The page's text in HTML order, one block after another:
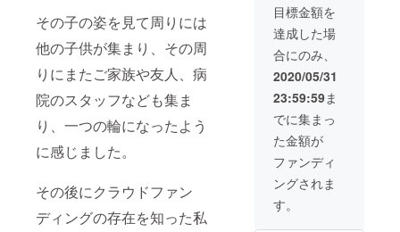
その子の姿を見て周りには
他の子供が集まり、その周
りにまたご家族や友人、病
院のスタッフなども集ま
り、一つの輪になったよう
に感じました。
その後にクラウドファン
ディングの存在を知った私
持ち歩
いてみ
てくだ
さい。
目標金額を
達成した場
合にのみ、
2020/05/31
23:59:59ま
でに集まっ
た金額が
ファンディ
ングされま
す。